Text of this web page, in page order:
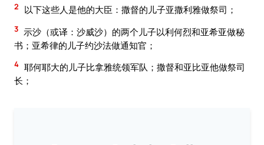
2 以下这些人是他的大臣：撒督的儿子亚撒利雅做祭司；
3 示沙（或译：沙威沙）的两个儿子以利何烈和亚希亚做秘
书；亚希律的儿子约沙法做通知官；
4 耶何耶大的儿子比拿雅统领军队；撒督和亚比亚他做祭司
长；